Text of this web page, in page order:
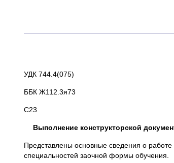
УДК 744.4(075)
ББК Ж112.3я73
С23
Выполнение конструкторской
Представлены основные сведения о
специальностей заочной формы обучения.